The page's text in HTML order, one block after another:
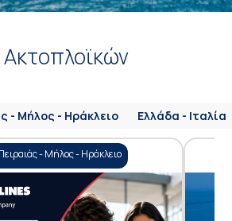
- Μήλος - Ηράκλειο Ελλάδα - Ιταλία
- Μήλος - Ηράκλειο